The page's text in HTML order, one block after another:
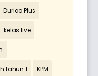
Durioo Plus
kelas live
tahun 1 KPM